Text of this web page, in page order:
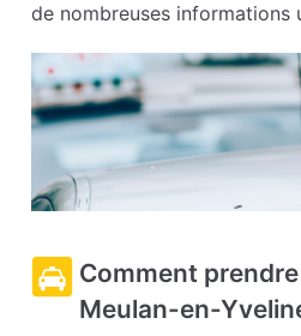
de nombreuses informations
Comment
Meulan-en-